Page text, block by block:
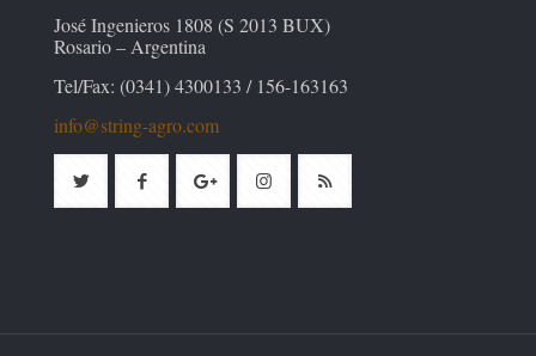
José Ingenieros 1808 (S 2013 BUX)
Rosario – Argentina
Tel/Fax: (0341) 4300133 / 156-163163
info@string-agro.com